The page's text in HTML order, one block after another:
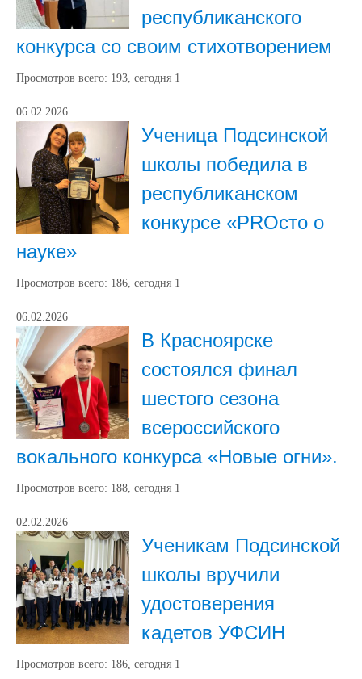
республиканского
конкурса со своим стихотворением
Просмотров всего: 193, сегодня 1
06.02.2026
Ученица Подсинской
школы победила в
республиканском
конкурсе «PROсто о
науке»
Просмотров всего: 186, сегодня 1
06.02.2026
В Красноярске
состоялся финал
шестого сезона
всероссийского
вокального конкурса «Новые огни».
Просмотров всего: 188, сегодня 1
02.02.2026
Ученикам Подсинской
школы вручили
удостоверения
кадетов УФСИН
Просмотров всего: 186, сегодня 1